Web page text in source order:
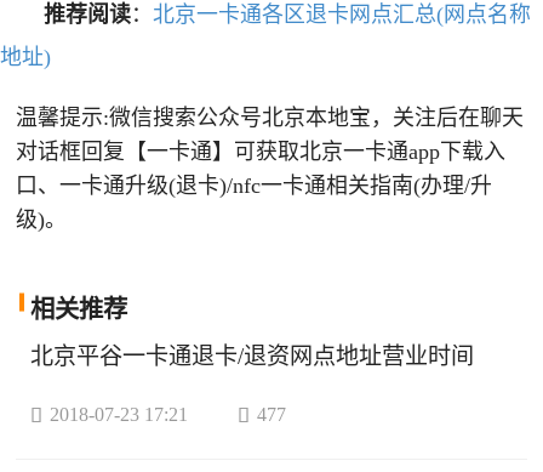
推荐阅读： 北京一卡通各区退卡网点汇总(网点名称
地址)
温馨提示:微信搜索公众号北京本地宝，关注后在聊天
对话框回复【一卡通】可获取北京一卡通app下载入
口、一卡通升级(退卡)/nfc一卡通相关指南(办理/升
级)。
相关推荐
北京平谷一卡通退卡/退资网点地址营业时间
 2018-07-23 17:21  477